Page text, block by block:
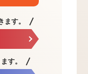
す。
す。